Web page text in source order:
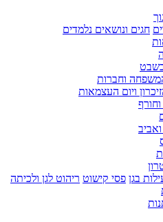
חגים ונושאים נלמדים
וחברות
ויום העצמאות
בגן פסי קישוט ריהוט לגן ולכיתה